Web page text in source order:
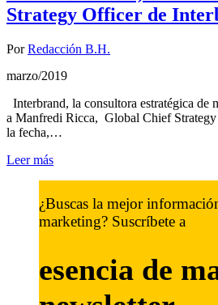
Strategy Officer de
PorRedacción B.H.
marzo/2019
Interbrand, la consultora estratégica de
a Manfredi Ricca, Global Chief
la fecha,…
Leer más
¿Buscas la mejor
marketing? Suscríbete a
esencia de